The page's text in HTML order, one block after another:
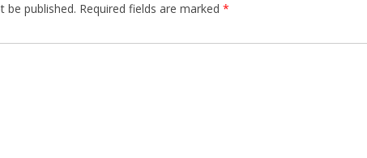
be published. Required fields are marked *